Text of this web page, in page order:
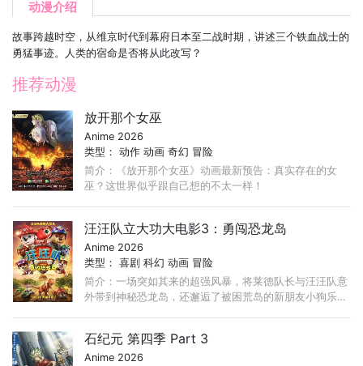
动漫介绍
故事跨越时空，从维京时代到幕府日本至二战时期，讲述三个铁血战士的
勇猛事迹。人类的宿命是否将从此改写？
推荐动漫
放开那个女巫
Anime 2026
类型：动作 动画 奇幻 冒险
简介：《放开那个女巫》动画最新预告：真实存在的女
巫？这世界似乎跟自己想的不太一样！
汪汪队立大功大电影3：勇闯恐龙岛
Anime 2026
类型：喜剧 科幻 动画 冒险
简介：一场突如其来的超强风暴，将莱德队长与汪汪队意
外带到神秘恐龙岛，还邂逅了被困荒岛的新朋友小狗乐
石纪元 第四季 Part 3
Anime 2026